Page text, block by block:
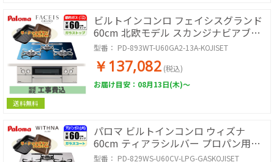
送料無料
ビルトインコンロ フェイシスグランド
60cm 北欧モデル スカンジナビアブル
ー 都市ガス用 台数限定!!ラ・クックグ
ランサービス!【工事費込み】
型番： PD-893WT-U60GA2-13A-KOJISET
￥137,082 (税込)
お届け目安：08月13日(木)～
パロマ ビルトインコンロ ウィズナ
60cm ティアラシルバー プロパン用
【日本製】台数限定!!ラ・クックグラン
型番： PD-829WS-U60CV-LPG-GASKOJISET